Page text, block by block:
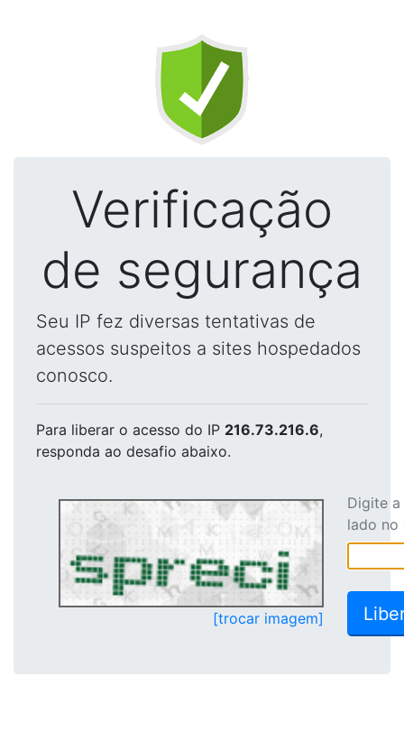
Verificação
de segurança
Seu IP fez diversas tentativas de
acessos suspeitos a sites hospedados
conosco.
Para liberar o acesso do IP 216.73.216.6,
responda ao desafio abaixo.
[trocar imagem]
Digite
lado no